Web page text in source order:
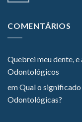
COMENTÁRIOS
Quebrei meu dente,
Odontológicos
emQual o
Odontológicas?